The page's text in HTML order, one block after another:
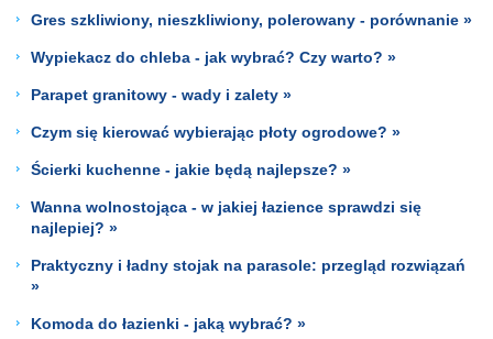
Gres szkliwiony, nieszkliwiony, polerowany - porównanie »
Wypiekacz do chleba - jak wybrać? Czy warto? »
Parapet granitowy - wady i zalety »
Czym się kierować wybierając płoty ogrodowe? »
Ścierki kuchenne - jakie będą najlepsze? »
Wanna wolnostojąca - w jakiej łazience sprawdzi się
najlepiej? »
Praktyczny i ładny stojak na parasole: przegląd rozwiązań
»
Komoda do łazienki - jaką wybrać? »